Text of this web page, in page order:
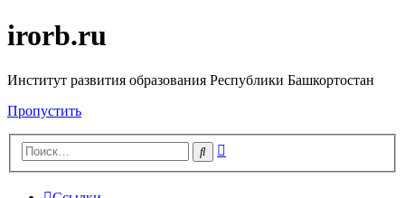
irorb.ru
Институт развития образования Республики Башкортостан
Пропустить
Поиск